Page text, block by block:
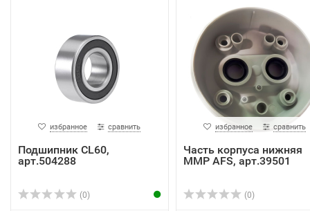
избранное сравнить
Подшипник CL60,
арт.504288
(0)
избранное сравнить
Часть корпуса нижняя
MMP AFS, арт.39501
(0)